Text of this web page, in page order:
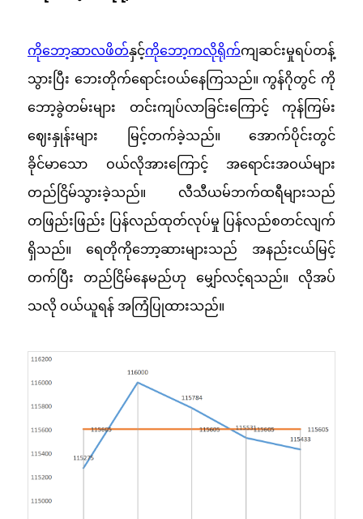
ကိုဘော့ဆာလဖိတ်နှင့်ကိုဘော့ကလိုရိုက်ကျဆင်းမှုရပ်တန့်
သွားပြီး ဘေးတိုက်ရောင်းဝယ်နေကြသည်။ ကွန်ဂိုတွင် ကို
ဘော့ခွဲတမ်းများ တင်းကျပ်လာခြင်းကြောင့် ကုန်ကြမ်း
ဈေးနှုန်းများ မြင့်တက်ခဲ့သည်။ အောက်ပိုင်းတွင်
ခိုင်မာသော ဝယ်လိုအားကြောင့် အရောင်းအဝယ်များ
တည်ငြိမ်သွားခဲ့သည်။ လီသီယမ်ဘက်ထရီများသည်
တဖြည်းဖြည်း ပြန်လည်ထုတ်လုပ်မှု ပြန်လည်စတင်လျက်
ရှိသည်။ ရေတိုကိုဘော့ဆားများသည် အနည်းငယ်မြင့်
တက်ပြီး တည်ငြိမ်နေမည်ဟု မျှော်လင့်ရသည်။ လိုအပ်
သလို ဝယ်ယူရန် အကြံပြုထားသည်။